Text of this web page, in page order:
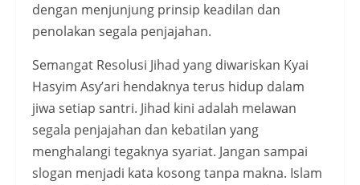
dengan menjunjung prinsip keadilan dan
penolakan segala penjajahan.
Semangat Resolusi Jihad yang diwariskan Kyai
Hasyim Asy’ari hendaknya terus hidup dalam
jiwa setiap santri. Jihad kini adalah melawan
segala penjajahan dan kebatilan yang
menghalangi tegaknya syariat. Jangan sampai
slogan menjadi kata kosong tanpa makna. Islam